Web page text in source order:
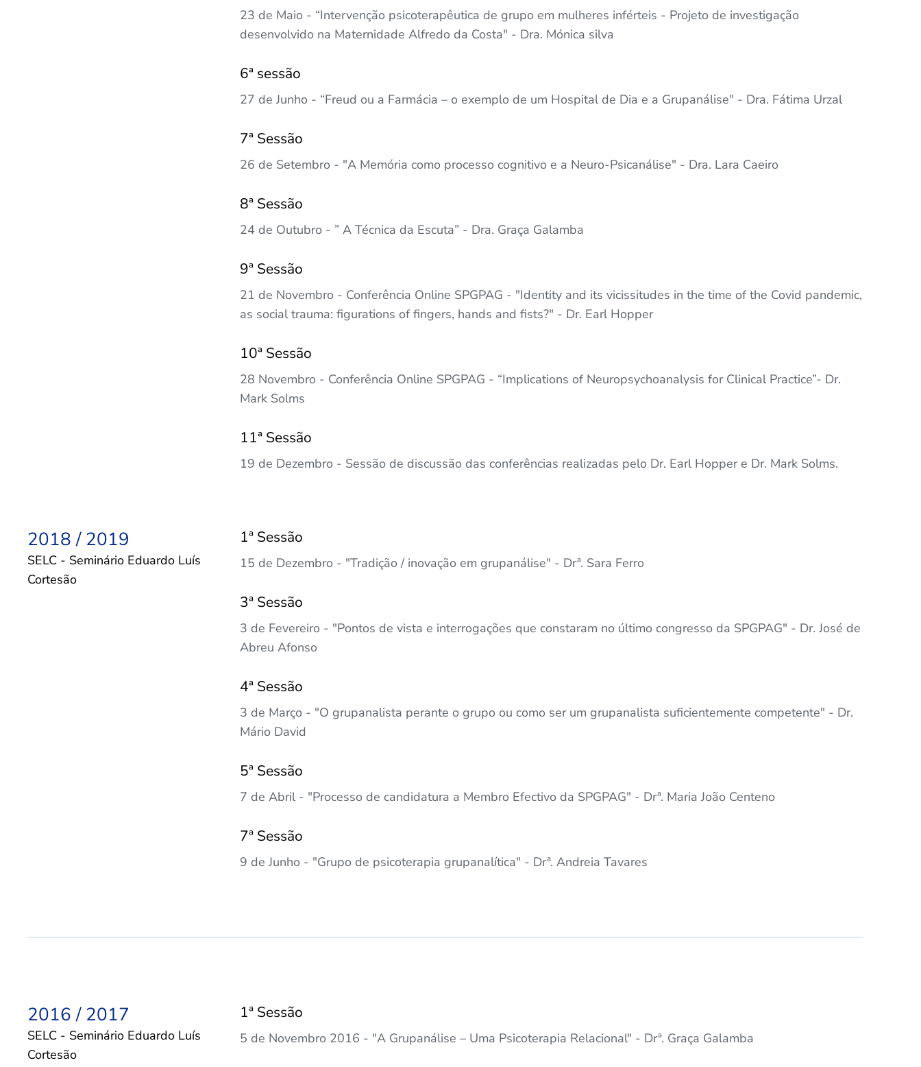
23 de Maio - “Intervenção psicoterapêutica de grupo em mulheres inférteis - Projeto de investigação
desenvolvido na Maternidade Alfredo da Costa" - Dra. Mónica silva
6ª sessão
27 de Junho - “Freud ou a Farmácia – o exemplo de um Hospital de Dia e a Grupanálise" - Dra. Fátima Urzal
7ª Sessão
26 de Setembro - "A Memória como processo cognitivo e a Neuro-Psicanálise" - Dra. Lara Caeiro
8ª Sessão
24 de Outubro - ” A Técnica da Escuta” - Dra. Graça Galamba
9ª Sessão
21 de Novembro - Conferência Online SPGPAG - "Identity and its vicissitudes in the time of the Covid pandemic,
as social trauma: figurations of fingers, hands and fists?" - Dr. Earl Hopper
10ª Sessão
28 Novembro - Conferência Online SPGPAG - “Implications of Neuropsychoanalysis for Clinical Practice”- Dr.
Mark Solms
11ª Sessão
19 de Dezembro - Sessão de discussão das conferências realizadas pelo Dr. Earl Hopper e Dr. Mark Solms.
2018 / 2019
SELC - Seminário Eduardo Luís
Cortesão
1ª Sessão
15 de Dezembro - "Tradição / inovação em grupanálise" - Drª. Sara Ferro
3ª Sessão
3 de Fevereiro - "Pontos de vista e interrogações que constaram no último congresso da SPGPAG" - Dr. José de
Abreu Afonso
4ª Sessão
3 de Março - "O grupanalista perante o grupo ou como ser um grupanalista suficientemente competente" - Dr.
Mário David
5ª Sessão
7 de Abril - "Processo de candidatura a Membro Efectivo da SPGPAG" - Drª. Maria João Centeno
7ª Sessão
9 de Junho - "Grupo de psicoterapia grupanalítica" - Drª. Andreia Tavares
2016 / 2017
SELC - Seminário Eduardo Luís
Cortesão
1ª Sessão
5 de Novembro 2016 - "A Grupanálise – Uma Psicoterapia Relacional" - Drª. Graça Galamba